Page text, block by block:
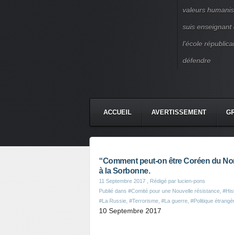
valeurs
suis enseignant
l’école
défendre
ACCUEIL AVERTISSEMENT
“Comment peut-on être Coréen du
à la Sorbonne.
11 Septembre 2017 , Rédigé par lucien-pons
Publié dans #Comité pour une Nouvelle résistance
#La Russie #Terrorisme #La guerre #Politique
10 Septembre 2017